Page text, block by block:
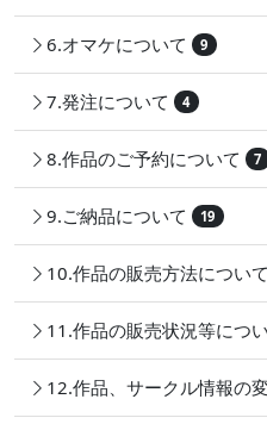
6.オマケについて 9
7.発注について 4
8.作品のご予約について 7
9.ご納品について 19
10.作品の販売方法について
11.作品の販売状況等につ
12.作品、サークル情報の